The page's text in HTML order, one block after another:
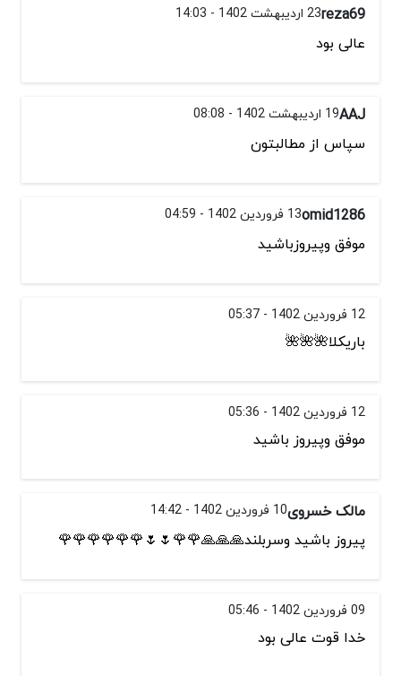
reza6923 اردیبهشت 1402 - 14:03
عالی بود
AAJ19 اردیبهشت 1402 - 08:08
سپاس از مطالبتون
omid128613 فروردین 1402 - 04:59
موفق وپیروزباشید
12 فروردین 1402 - 05:37
باریکلا🌺🌺🌺
12 فروردین 1402 - 05:36
موفق وپیروز باشید
مالک خسروی10 فروردین 1402 - 14:42
پیروز باشید وسربلند🙏🙏🙏🌹🌹🌷🌷🌹🌹🌹🌹🌹🌹
09 فروردین 1402 - 05:46
خدا قوت عالی بود